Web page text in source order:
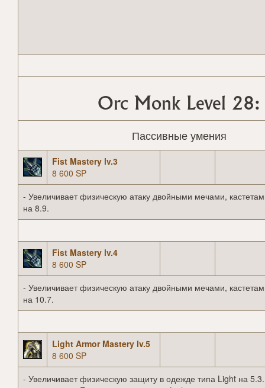
Orc Monk Level 28:
Пассивные умения
Fist Mastery lv.3
8 600 SP
- Увеличивает физическую атаку двойными мечами,
на 8.9.
Fist Mastery lv.4
8 600 SP
- Увеличивает физическую атаку двойными мечами,
на 10.7.
Light Armor Mastery lv.5
8 600 SP
- Увеличивает физическую защиту в одежде типа Light на 5.3.